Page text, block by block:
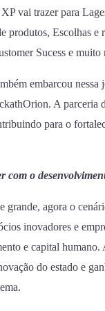
vai trazer para
produtos, Escolhas e
Sucess e muito
embarcou nessa
A parceria
para o
com o
grande, agora o
inovadores e
e capital humano.
do estado e